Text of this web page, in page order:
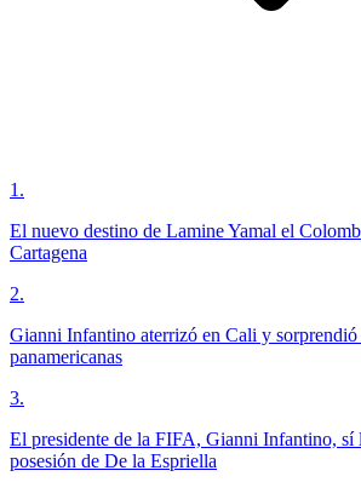
1 .
El nuevo destino de Lamine Yamal el
Cartagena
2.
Gianni Infantino aterrizó en Cali y sorprendió
panamericanas
3.
El presidente de la FIFA, Gianni Infantino, sí
posesión de De la Espriella